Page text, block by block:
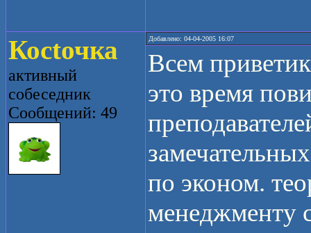
Косtочка
активный
собеседник
Сообщений: 49
Добавлено: 04-04-2005 16:07
Всем
это время
по эконом.
менеджменту